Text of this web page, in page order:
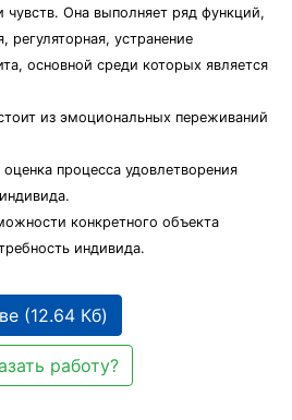
чувств. Она выполняет ряд функций,
устранение
основной среди которых является
из эмоциональных переживаний
процесса удовлетворения
конкретного объекта
индивида.
(12.64 Кб)
работу?